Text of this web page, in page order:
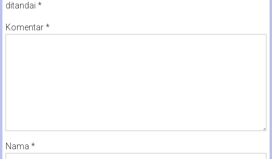
ditandai *
Komentar*
Nama *